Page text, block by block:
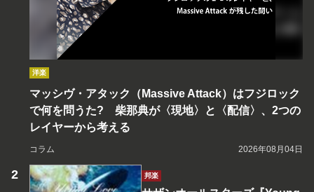
洋楽
マッシヴ・アタック（Massive Attack）はフジロック
で何を問うた? 柴那典が〈現地〉と〈配信〉、2つの
レイヤーから考える
コラム 2026年08月04日
邦楽